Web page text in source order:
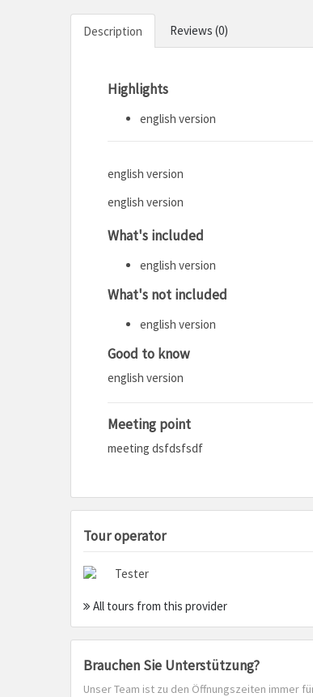
Description Reviews (0)
Highlights
english version
english version
english version
What's included
english version
What's not included
english version
Good to know
english version
Meeting point
meeting dsfdsfsdf
Tour operator
Tester
All tours from this provider
Brauchen Sie Unterstützung?
Unser Team ist zu den Öffnungszeiten immer